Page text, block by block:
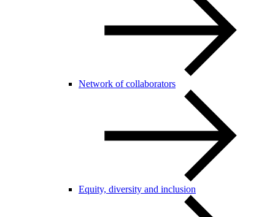
Network of collaborators
Equity, diversity and inclusion